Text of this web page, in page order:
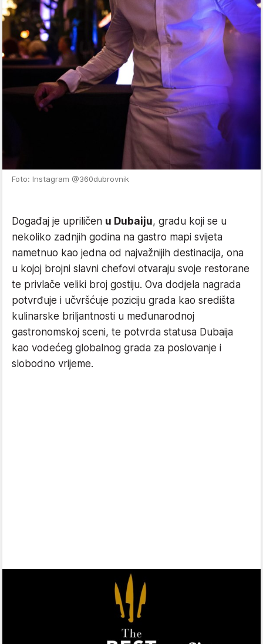
Foto: Instagram @360dubrovnik
Događaj je upriličen u Dubaiju, gradu koji se u
nekoliko zadnjih godina na gastro mapi svijeta
nametnuo kao jedna od najvažnijih destinacija, ona
u kojoj brojni slavni chefovi otvaraju svoje restorane
te privlače veliki broj gostiju. Ova dodjela nagrada
potvrđuje i učvršćuje poziciju grada kao središta
kulinarske briljantnosti u međunarodnoj
gastronomskoj sceni, te potvrda statusa Dubaija
kao vodećeg globalnog grada za poslovanje i
slobodno vrijeme.